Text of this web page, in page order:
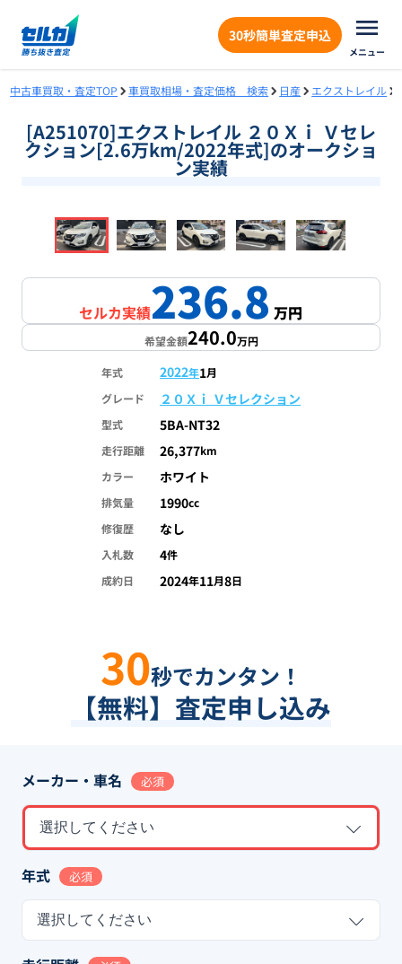
30秒簡単査定申込
メニュー
中古車買取・査定TOP 車買取相場・査定価格 検索 日産 エクストレイル
[A251070]エクストレイル ２０Ｘｉ Ｖセレ
クション[2.6万km/2022年式]のオークショ
ン実績
1/18
セルカ実績236.8万円
希望金額240.0万円
年式 2022年1月
グレード
２０Ｘｉ Ｖセレクション
型式 5BA-NT32
走行距離 26,377km
カラー
ホワイト
排気量 1990cc
修復歴
なし
入札数 4件
成約日
2024年11月8日
30秒でカンタン！
【無料】査定申し込み
メーカー・車名 必須
選択してください
年式 必須
選択してください